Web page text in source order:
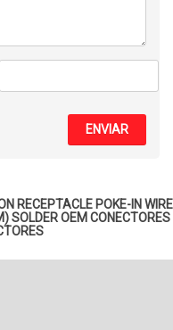
ENVIAR
RECEPTACLE POKE-IN WIRE
SOLDER OEM CONECTORES